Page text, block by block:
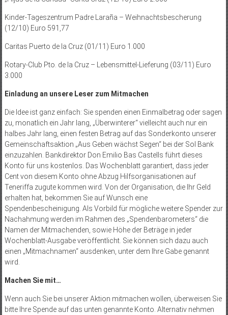
Kinder-Tageszentrum Padre Laraña – Weihnachtsbescherung
(12/10) Euro 591,77
Caritas Puerto de la Cruz (01/11) Euro 1.000
Rotary-Club Pto. de la Cruz – Lebensmittel-Lieferung (03/11) Euro
3.000
Einladung an unsere Leser zum Mitmachen
Die Idee ist ganz einfach: Sie spenden einen Einmalbetrag oder sagen
zu, monatlich ein Jahr lang, „Überwinterer“ vielleicht auch nur ein
halbes Jahr lang, einen festen Betrag auf das Sonderkonto unserer
Gemeinschaftsaktion „Aus Geben wächst Segen“ bei der Sol Bank
einzuzahlen. Bankdirektor Don Emilio Bas Castells führt dieses
Konto für uns kos­tenlos. Das Wochenblatt garantiert, dass jeder
Cent von diesem Konto ohne Abzug Hilfsorganisationen auf
Teneriffa zugute kommen wird. Von der Organisation, die Ihr Geld
erhalten hat, bekommen Sie auf Wunsch eine
Spendenbescheinigung. Als Vorbild für mögliche weitere Spender zur
Nachahmung werden im Rahmen des „Spendenbarometers“ die
Namen der Mitmachenden, sowie Höhe der Beträge in jeder
Wochenblatt-Ausgabe veröffentlicht. Sie können sich dazu auch
einen „Mitmachnamen“ ausdenken, unter dem Ihre Gabe genannt
wird.
Machen Sie mit…
Wenn auch Sie bei unserer Aktion mitmachen wollen, überweisen Sie
bitte Ihre Spende auf das unten genannte Konto. Alternativ nehmen